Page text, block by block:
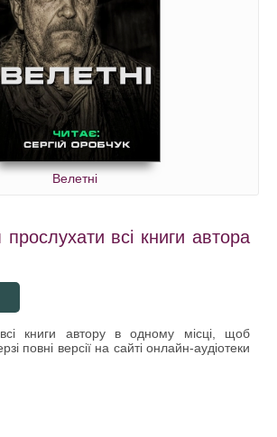
Велетні
всі книги автора
книги автору в одному місці, щоб
повні версії на сайті онлайн-аудіотеки